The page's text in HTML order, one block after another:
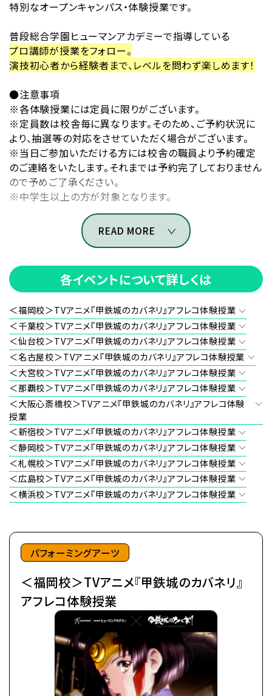
特別なオープンキャンパス・体験授業です。
普段総合学園ヒューマンアカデミーで指導している
プロ講師が授業をフォロー。
演技初心者から経験者まで、レベルを問わず楽しめます！
●注意事項
※各体験授業には定員に限りがございます。
※定員数は校舎毎に異なります。そのため、ご予約状況に
より、抽選等の対応をさせていただく場合がございます。
※当日ご参加いただける方には校舎の職員より予約確定
のご連絡をいたします。それまでは予約完了しておりません
ので予めご了承ください。
※中学生以上の方が対象となります。
©カバネリ製作委員会
READ MORE
各イベントについて詳しくは
＜福岡校＞TVアニメ『甲鉄城のカバネリ』アフレコ体験授業
＜千葉校＞TVアニメ『甲鉄城のカバネリ』アフレコ体験授業
＜仙台校＞TVアニメ『甲鉄城のカバネリ』アフレコ体験授業
＜名古屋校＞TVアニメ『甲鉄城のカバネリ』アフレコ体験授業
＜大宮校＞TVアニメ『甲鉄城のカバネリ』アフレコ体験授業
＜那覇校＞TVアニメ『甲鉄城のカバネリ』アフレコ体験授業
＜大阪心斎橋校＞TVアニメ『甲鉄城のカバネリ』アフレコ体験
授業
＜新宿校＞TVアニメ『甲鉄城のカバネリ』アフレコ体験授業
＜静岡校＞TVアニメ『甲鉄城のカバネリ』アフレコ体験授業
＜札幌校＞TVアニメ『甲鉄城のカバネリ』アフレコ体験授業
＜広島校＞TVアニメ『甲鉄城のカバネリ』アフレコ体験授業
＜横浜校＞TVアニメ『甲鉄城のカバネリ』アフレコ体験授業
パフォーミングアーツ
＜福岡校＞TVアニメ『甲鉄城のカバネリ』
アフレコ体験授業